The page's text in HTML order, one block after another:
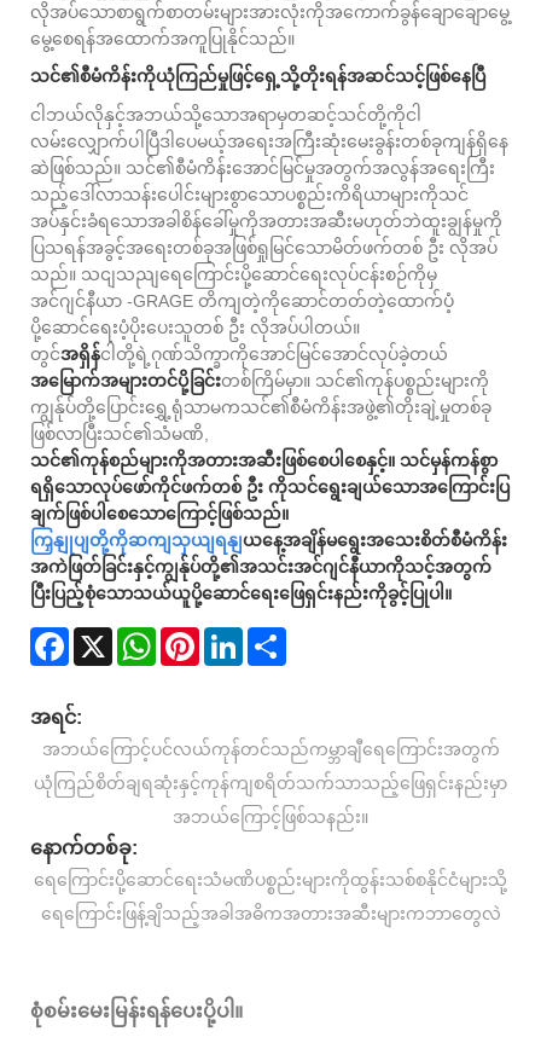
လိုအပ်သောစာရွက်စာတမ်းများအားလုံးကိုအကောက်ခွန်ချောချောမွေ့
မွေ့စေရန်အထောက်အကူပြုနိုင်သည်။
သင်၏စီမံကိန်းကိုယုံကြည်မှုဖြင့်ရှေ့သို့တိုးရန်အဆင်သင့်ဖြစ်နေပြီ
ငါဘယ်လိုနှင့်အဘယ်သို့သောအရာမှတဆင့်သင်တို့ကိုငါ
လမ်းလျှောက်ပါပြီဒါပေမယ့်အရေးအကြီးဆုံးမေးခွန်းတစ်ခုကျန်ရှိနေ
ဆဲဖြစ်သည်။ သင်၏စီမံကိန်းအောင်မြင်မှုအတွက်အလွန်အရေးကြီး
သည့်ဒေါ်လာသန်းပေါင်းများစွာသောပစ္စည်းကိရိယာများကိုသင်
အပ်နှင်းခံရသောအခါစိန်ခေါ်မှုကိုအတားအဆီးမဟုတ်ဘဲထူးချွန်မှုကို
ပြသရန်အခွင့်အရေးတစ်ခုအဖြစ်ရှုမြင်သောမိတ်ဖက်တစ် ဦး လိုအပ်
သည်။ သငျသညျရေကြောင်းပို့ဆောင်ရေးလုပ်ငန်းစဉ်ကိုမှ
အင်ဂျင်နီယာ -GRAGE တိကျတဲ့ကိုဆောင်တတ်တဲ့ထောက်ပံ့
ပို့ဆောင်ရေးပံ့ပိုးပေးသူတစ် ဦး လိုအပ်ပါတယ်။
တွင်အရှိန်ငါတို့ရဲ့ဂုဏ်သိက္ခာကိုအောင်မြင်အောင်လုပ်ခဲ့တယ်
အမြောက်အများတင်ပို့ခြင်းတစ်ကြိမ်မှာ။ သင်၏ကုန်ပစ္စည်းများကို
ကျွန်ုပ်တို့ပြောင်းရွှေ့ရုံသာမကသင်၏စီမံကိန်းအဖွဲ့၏တိုးချဲ့မှုတစ်ခု
ဖြစ်လာပြီးသင်၏သံမဏိ,
သင်၏ကုန်စည်များကိုအတားအဆီးဖြစ်စေပါစေနှင့်။ သင်မှန်ကန်စွာ
ရရှိသောလုပ်ဖော်ကိုင်ဖက်တစ် ဦး ကိုသင်ရွေးချယ်သောအကြောင်းပြ
ချက်ဖြစ်ပါစေသောကြောင့်ဖြစ်သည်။
ကြှနျုပျတို့ကိုဆကျသှယျရနျယနေ့အချိန်မရွေးအသေးစိတ်စီမံကိန်း
အကဲဖြတ်ခြင်းနှင့်ကျွန်ုပ်တို့၏အသင်းအင်ဂျင်နီယာကိုသင့်အတွက်
ပြီးပြည့်စုံသောသယ်ယူပို့ဆောင်ရေးဖြေရှင်းနည်းကိုခွင့်ပြုပါ။
Facebook
X WhatsAppPinterestLinkedIn
အရင်:
အဘယ်ကြောင့်ပင်လယ်ကုန်တင်သည်ကမ္ဘာချီရေကြောင်းအတွက်
ယုံကြည်စိတ်ချရဆုံးနှင့်ကုန်ကျစရိတ်သက်သာသည့်ဖြေရှင်းနည်းမှာ
အဘယ်ကြောင့်ဖြစ်သနည်း။
နောက်တစ်ခု:
ရေကြောင်းပို့ဆောင်ရေးသံမဏိပစ္စည်းများကိုထွန်းသစ်စနိုင်ငံများသို့
ရေကြောင်းဖြန့်ချိသည့်အခါအဓိကအတားအဆီးများကဘာတွေလဲ
စုံစမ်းမေးမြန်းရန်ပေးပို့ပါ။